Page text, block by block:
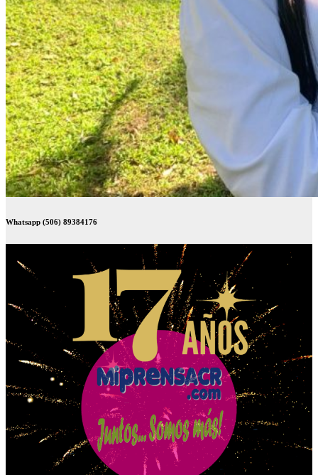
Whatsapp (506) 89384176